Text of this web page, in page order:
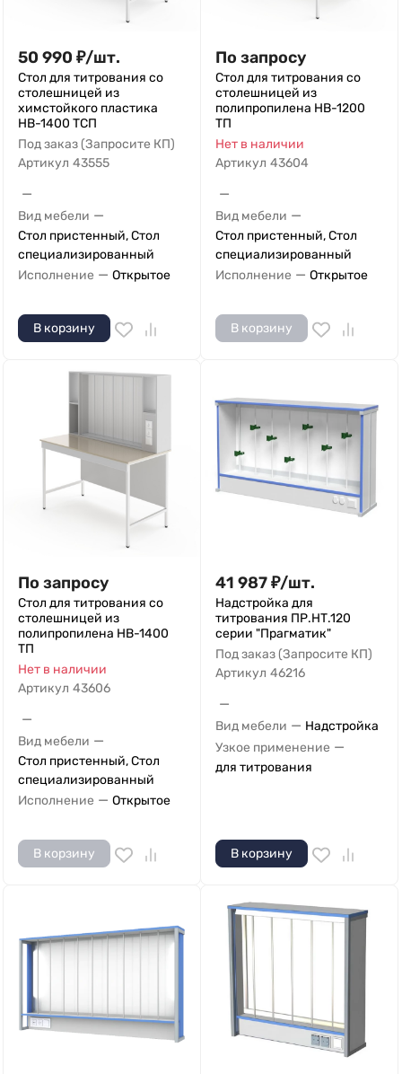
50 990 ₽/шт.
Стол для титрования со
столешницей из
химстойкого пластика
НВ-1400 ТСП
Под заказ (Запросите КП)
Артикул 43555
—
Вид мебели —
Стол пристенный, Стол
специализированный
Исполнение — Открытое
В корзину
По запросу
Стол для титрования со
столешницей из
полипропилена НВ-1200
ТП
Нет в наличии
Артикул 43604
—
Вид мебели —
Стол пристенный, Стол
специализированный
Исполнение — Открытое
В корзину
По запросу
Стол для титрования со
столешницей из
полипропилена НВ-1400
ТП
Нет в наличии
Артикул 43606
—
Вид мебели —
Стол пристенный, Стол
специализированный
Исполнение — Открытое
В корзину
41 987₽/шт.
Надстройка для
титрования ПР.НТ.120
серии "Прагматик"
Под заказ (Запросите КП)
Артикул 46216
—
Вид мебели — Надстройка
Узкое применение —
для титрования
В корзину